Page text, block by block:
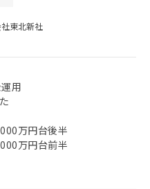
東北新社
用
万円台後半
万円台前半